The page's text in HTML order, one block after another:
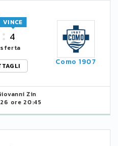
4
VINCE
Como 1907
Zin
ore 20:45